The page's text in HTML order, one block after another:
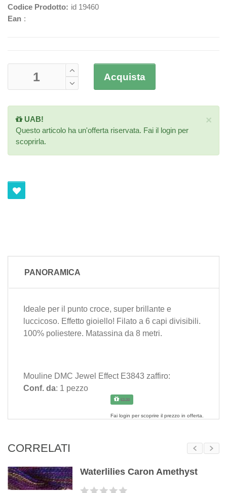
Codice Prodotto: id 19460
Ean :
Acquista
×
UAB!
Questo articolo ha un'offerta riservata. Fai il login per
scoprirla.
PANORAMICA
Ideale per il punto croce, super brillante e
luccicoso. Effetto gioiello! Filato a 6 capi divisibili.
100% poliestere. Matassina da 8 metri.
Mouline DMC Jewel Effect E3843 zaffiro:
Conf. da: 1 pezzo
€3.30
Fai login per scoprire il prezzo in offerta.
CORRELATI
Waterlilies Caron Amethyst